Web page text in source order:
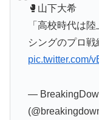
🥊山下大希
「高校時代は
シングのプロ戦
pic.twitter.com/
—